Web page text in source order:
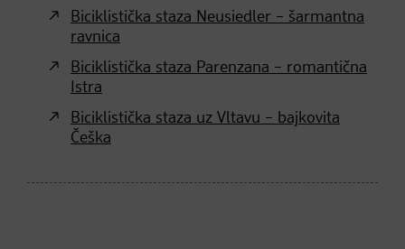
Biciklistička staza Neusiedler – šarmantna
ravnica
Biciklistička staza Parenzana – romantična
Istra
Biciklistička staza uz Vltavu – bajkovita
Češka